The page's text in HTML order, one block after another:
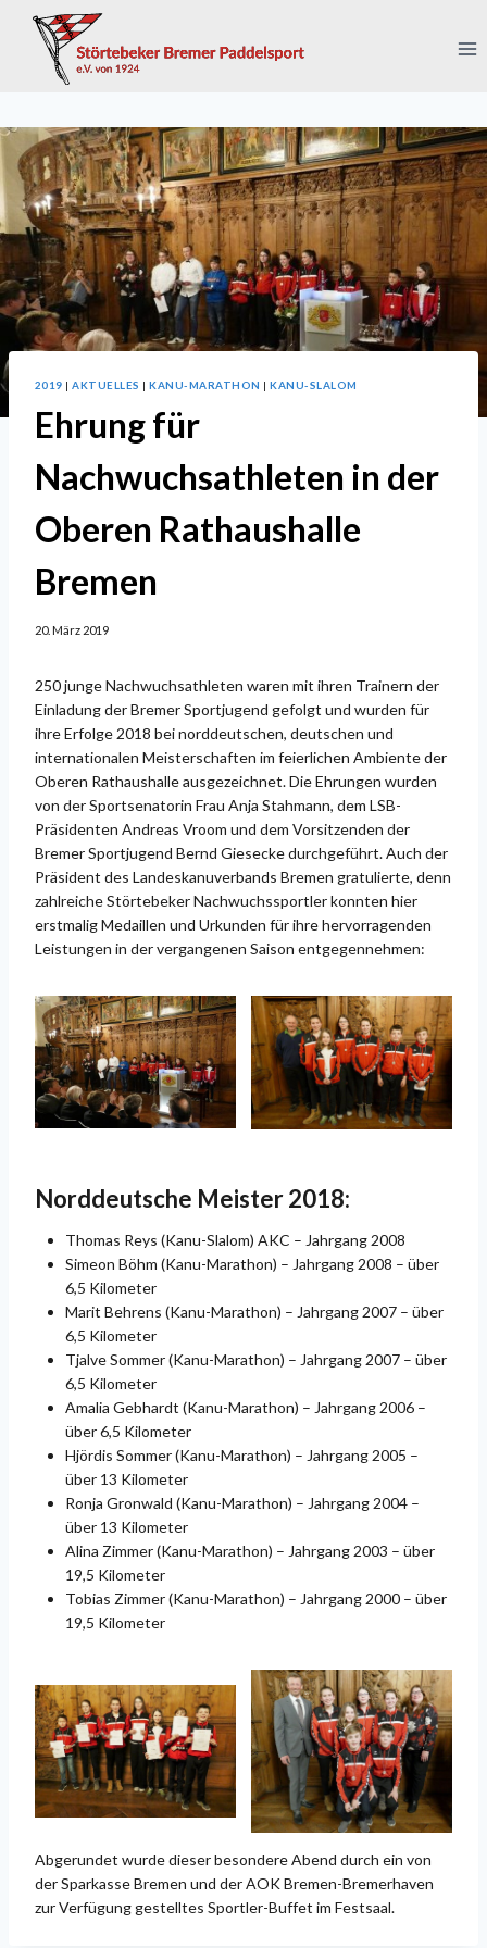
Inhalt
springen
2019 |AKTUELLES |KANU-MARATHON |KANU-SLALOM
Ehrung für
Nachwuchsathleten in der
Oberen Rathaushalle
Bremen
20. März 2019
250 junge Nachwuchsathleten waren mit ihren Trainern der
Einladung der Bremer Sportjugend gefolgt und wurden für
ihre Erfolge 2018 bei norddeutschen, deutschen und
internationalen Meisterschaften im feierlichen Ambiente der
Oberen Rathaushalle ausgezeichnet. Die Ehrungen wurden
von der Sportsenatorin Frau Anja Stahmann, dem LSB-
Präsidenten Andreas Vroom und dem Vorsitzenden der
Bremer Sportjugend Bernd Giesecke durchgeführt. Auch der
Präsident des Landeskanuverbands Bremen gratulierte, denn
zahlreiche Störtebeker Nachwuchssportler konnten hier
erstmalig Medaillen und Urkunden für ihre hervorragenden
Leistungen in der vergangenen Saison entgegennehmen:
Norddeutsche Meister 2018:
Thomas Reys (Kanu-Slalom) AKC – Jahrgang 2008
Simeon Böhm (Kanu-Marathon) – Jahrgang 2008 – über
6,5 Kilometer
Marit Behrens (Kanu-Marathon) – Jahrgang 2007 – über
6,5 Kilometer
Tjalve Sommer (Kanu-Marathon) – Jahrgang 2007 – über
6,5 Kilometer
Amalia Gebhardt (Kanu-Marathon) – Jahrgang 2006 –
über 6,5 Kilometer
Hjördis Sommer (Kanu-Marathon) – Jahrgang 2005 –
über 13 Kilometer
Ronja Gronwald (Kanu-Marathon) – Jahrgang 2004 –
über 13 Kilometer
Alina Zimmer (Kanu-Marathon) – Jahrgang 2003 – über
19,5 Kilometer
Tobias Zimmer (Kanu-Marathon) – Jahrgang 2000 – über
19,5 Kilometer
Abgerundet wurde dieser besondere Abend durch ein von
der Sparkasse Bremen und der AOK Bremen-Bremerhaven
zur Verfügung gestelltes Sportler-Buffet im Festsaal.